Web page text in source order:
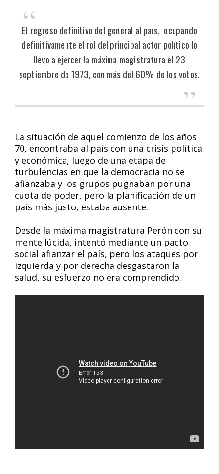
El regreso definitivo del general al país, ocupando
definitivamente el rol del principal actor político lo
llevo a ejercer la máxima magistratura el 23
septiembre de 1973, con más del 60% de los votos.
La situación de aquel comienzo de los años
70, encontraba al país con una crisis política
y económica, luego de una etapa de
turbulencias en que la democracia no se
afianzaba y los grupos pugnaban por una
cuota de poder, pero la planificación de un
país más justo, estaba ausente.
Desde la máxima magistratura Perón con su
mente lúcida, intentó mediante un pacto
social afianzar el país, pero los ataques por
izquierda y por derecha desgastaron la
salud, su esfuerzo no era comprendido.